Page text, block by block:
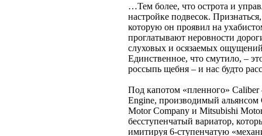
…Тем более, что острота и
настройке подвесок.
которую он проявил на
проглатывают неровности
слуховых и осязаемых
Единственное, что смутило, –
россыпь щебня – и нас будто
Под капотом «пленного»
Engine, производимый
Motor Company и Mitsubishi
бесступенчатый вариатор,
имитируя 6-ступенчатую